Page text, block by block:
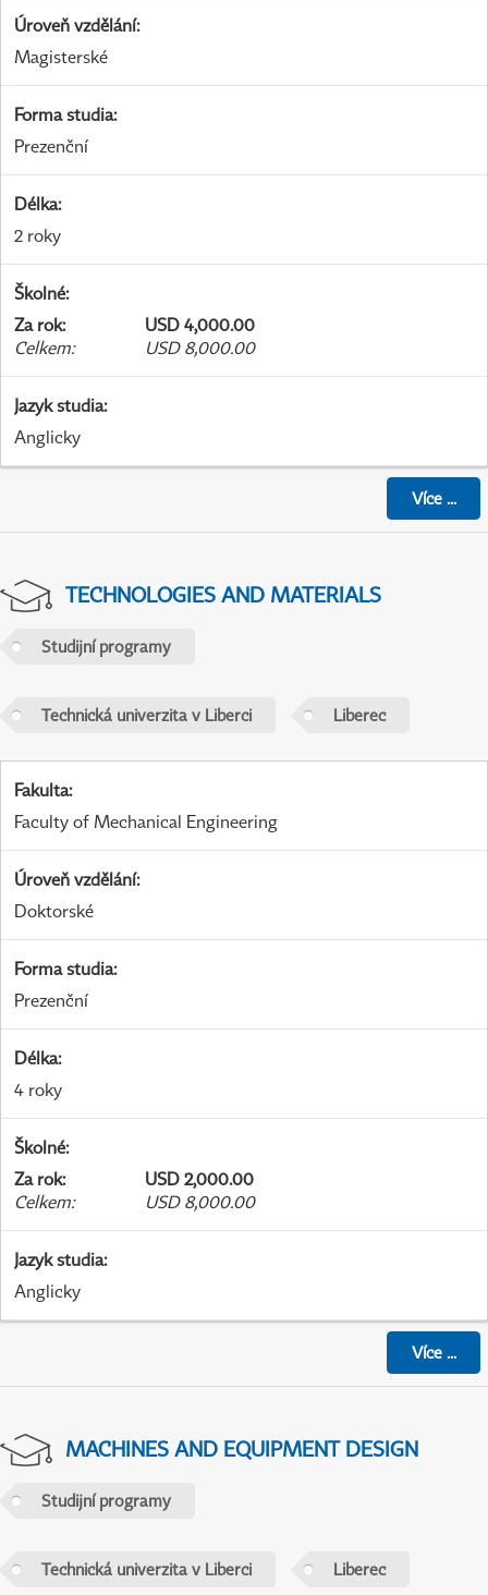
Úroveň vzdělání:
Magisterské
Forma studia:
Prezenční
Délka:
2 roky
Školné:
Za rok:
USD 4,000.00
Celkem: USD 8,000.00
Jazyk studia:
Anglicky
Více...
TECHNOLOGIES AND MATERIALS
Studijní programy
Technická univerzita v Liberci Liberec
Fakulta:
Faculty of Mechanical Engineering
Úroveň vzdělání:
Doktorské
Forma studia:
Prezenční
Délka:
4 roky
Školné:
Za rok:
USD 2,000.00
Celkem: USD 8,000.00
Jazyk studia:
Anglicky
Více...
MACHINES AND EQUIPMENT DESIGN
Studijní programy
Technická univerzita v Liberci Liberec